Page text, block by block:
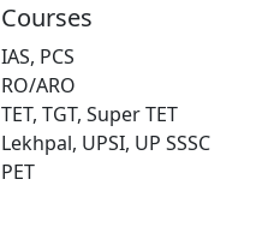
Courses
IAS, PCS
RO/ARO
TET, TGT, Super TET
Lekhpal, UPSI, UP SSSC
PET